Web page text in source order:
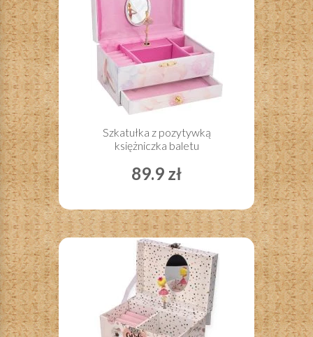
Szkatułka z pozytywką
księżniczka baletu
89.9 zł